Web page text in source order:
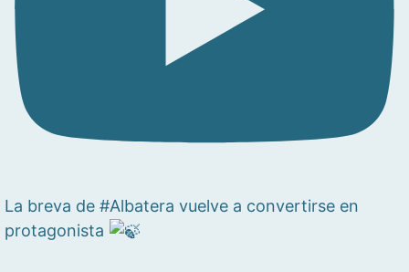
La breva de #Albatera vuelve a convertirse en
protagonista